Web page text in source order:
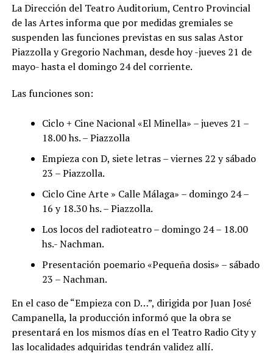
La Dirección del Teatro Auditorium, Centro Provincial
de las Artes informa que por medidas gremiales se
suspenden las funciones previstas en sus salas Astor
Piazzolla y Gregorio Nachman, desde hoy -jueves 21 de
mayo- hasta el domingo 24 del corriente.
Las funciones son:
Ciclo + Cine Nacional «El Minella» – jueves 21 –
18.00 hs. – Piazzolla
Empieza con D, siete letras – viernes 22 y sábado
23 – Piazzolla.
Ciclo Cine Arte » Calle Málaga» – domingo 24 –
16 y 18.30 hs. – Piazzolla.
Los locos del radioteatro – domingo 24 – 18.00
hs.- Nachman.
Presentación poemario «Pequeña dosis» – sábado
23 – Nachman.
En el caso de “Empieza con D…”, dirigida por Juan José
Campanella, la producción informó que la obra se
presentará en los mismos días en el Teatro Radio City y
las localidades adquiridas tendrán validez allí.